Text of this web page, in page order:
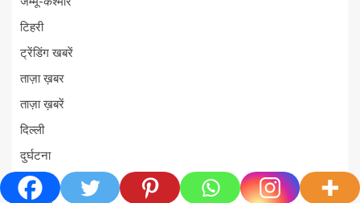
टिहरी
ट्रेंडिंग खबरें
ताज़ा ख़बर
ताज़ा ख़बरें
दिल्ली
दुर्घटना
देश